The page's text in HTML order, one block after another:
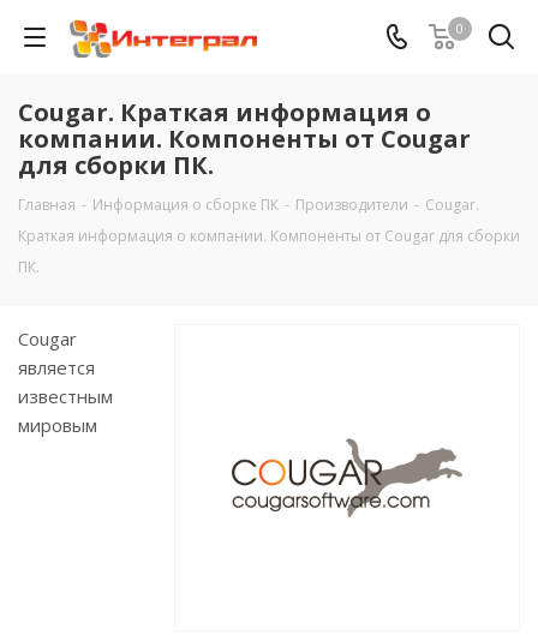
0
Cougar. Краткая информация о
компании. Компоненты от Cougar
для сборки ПК.
Главная - Информация о сборке ПК - Производители - Cougar.
Краткая информация о компании. Компоненты от Cougar для сборки
ПК.
Cougar
является
известным
мировым